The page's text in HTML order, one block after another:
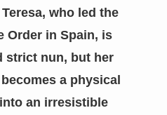
who led the
Order in Spain, is
strict nun, but her
a physical
an irresistible